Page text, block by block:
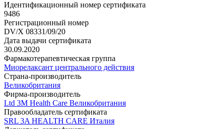
Идентификационный номер сертификата
9486
Регистрационный номер
DV/X 08331/09/20
Дата выдачи сертификата
30.09.2020
Фармакотерапевтическая группа
Миорелаксант центрального действия
Страна-производитель
Великобритания
Фирма-производитель
Ltd 3M Health Care Великобритания
Правообладатель сертификата
SRL 3A HEALTH CARE Италия